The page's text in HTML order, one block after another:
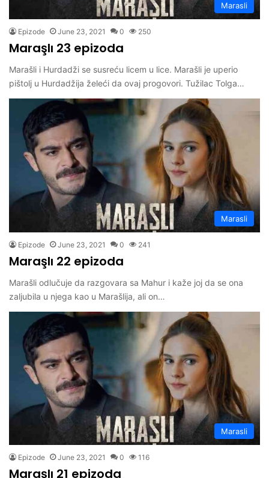
Marasli
Epizode June 23, 2021 0 250
Maraşlı 23 epizoda
Marašli i Hurdadži se susreću licem u lice. Marašli je uperio
pištolj u Hurdadžija želeći da ovaj progovori. Tužilac Tolga…
Marasli
Epizode June 23, 2021 0 241
Maraşlı 22 epizoda
Marašli odlučuje da razgovara sa Mahur i kaže joj da se ona
zaljubila u njega kao u Marašlija, ali on…
Marasli
Epizode June 23, 2021 0 116
Maraşlı 21 epizoda